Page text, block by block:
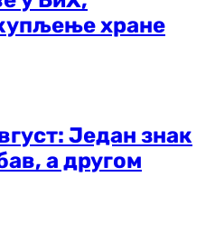
хране
Један знак
а другом